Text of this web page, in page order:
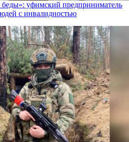
беды»: уфимский предприниматель
с инвалидностью